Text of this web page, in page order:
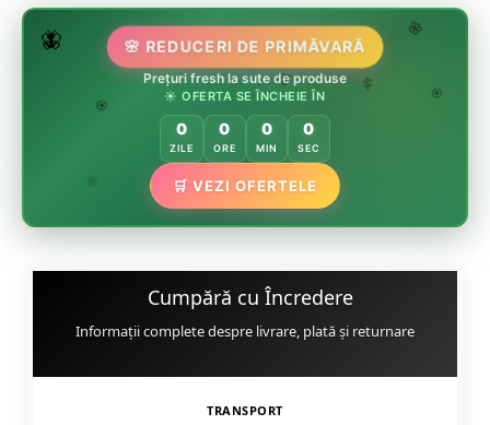
🌸
🌿
🌸
🏵️
🌷
🦋 🌸 REDUCERI DE PRIMĂVARĂ
Prețuri fresh la sute de produse
☀️ OFERTA SE ÎNCHEIE ÎN
0
ZILE
0
ORE
0
MIN
0
SEC
🛒 VEZI OFERTELE
Cumpără cu Încredere
Informații complete despre livrare, plată și returnare
TRANSPORT